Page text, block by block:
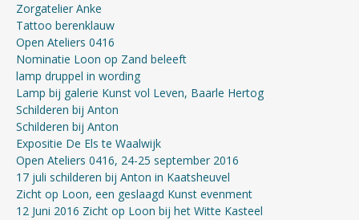
Zorgatelier Anke
Tattoo berenklauw
Open Ateliers 0416
Nominatie Loon op Zand beleeft
lamp druppel in wording
Lamp bij galerie Kunst vol Leven, Baarle Hertog
Schilderen bij Anton
Schilderen bij Anton
Expositie De Els te Waalwijk
Open Ateliers 0416, 24-25 september 2016
17 juli schilderen bij Anton in Kaatsheuvel
Zicht op Loon, een geslaagd Kunst evenment
12 Juni 2016 Zicht op Loon bij het Witte Kasteel